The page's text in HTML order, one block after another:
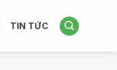
TIN TỨC